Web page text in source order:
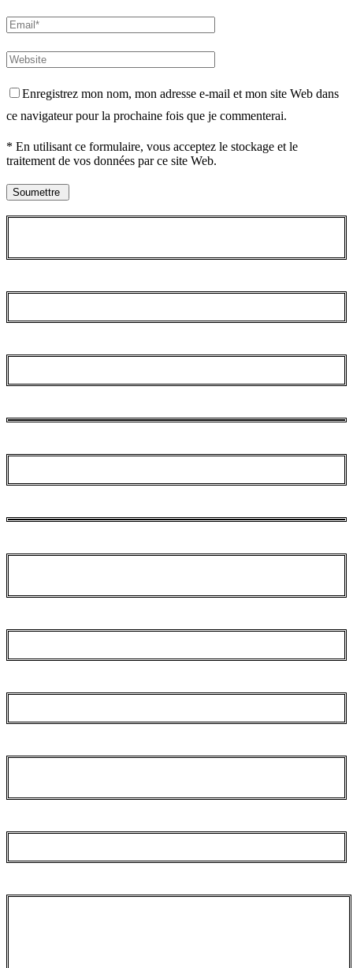
Enregistrez mon nom, mon adresse e-mail et mon site Web dans
ce navigateur pour la prochaine fois que je commenterai.
* En utilisant ce formulaire, vous acceptez le stockage et le
traitement de vos données par ce site Web.